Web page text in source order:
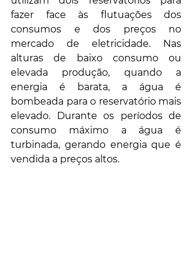
fazer face às flutuações dos
consumos e dos preços no
mercado de eletricidade. Nas
alturas de baixo consumo ou
elevada produção, quando a
energia é barata, a água é
bombeada para o reservatório mais
elevado. Durante os períodos de
consumo máximo a água é
turbinada, gerando energia que é
vendida a preços altos.